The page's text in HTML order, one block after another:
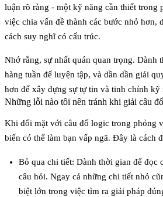
luận rõ ràng - một kỹ năng cần thiết trong
việc chia vấn đề thành các bước nhỏ hơn,
cách suy nghĩ có cấu trúc.
Nhớ rằng, sự nhất quán quan trọng. Dành
hàng tuần để luyện tập, và dần dần giải
hơn để xây dựng sự tự tin và tinh chỉnh kỹ
Những lỗi nào tôi nên tránh khi giải câu
Khi đối mặt với câu đố logic trong phỏng
biến có thể làm bạn vấp ngã. Đây là cách
Bỏ qua chi tiết: Dành thời gian để đọc
câu hỏi. Ngay cả những chi tiết nhỏ
biệt lớn trong việc tìm ra giải pháp